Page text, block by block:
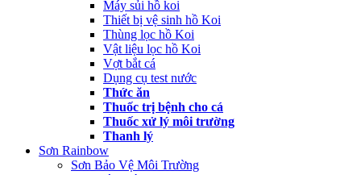
Máy sủi hồ koi
Thiết bị vệ sinh hồ Koi
Thùng lọc hồ Koi
Vật liệu lọc hồ Koi
Vợt bắt cá
Dụng cụ test nước
Thức ăn
Thuốc trị bệnh cho cá
Thuốc xử lý môi trường
Thanh lý
Sơn Rainbow
Sơn Bảo Vệ Môi Trường